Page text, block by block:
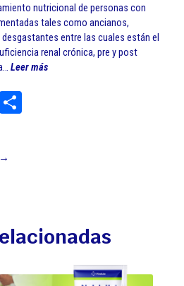
nutricional de personas con
tales como ancianos,
entre las cuales están el
renal crónica, pre y post
Leer más
E
→